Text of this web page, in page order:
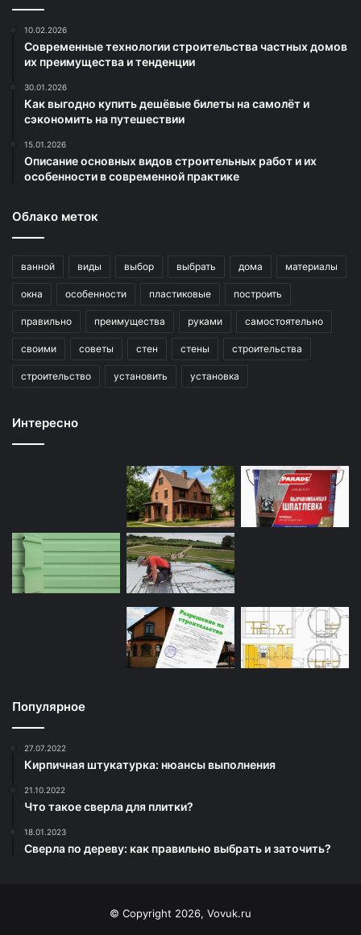
10.02.2026
Современные технологии строительства частных домов
их преимущества и тенденции
30.01.2026
Как выгодно купить дешёвые билеты на самолёт и
сэкономить на путешествии
15.01.2026
Описание основных видов строительных работ и их
особенности в современной практике
Облако меток
ванной виды выбор выбрать дома материалы
окна особенности пластиковые построить
правильно преимущества руками самостоятельно
своими советы стен стены строительства
строительство установить установка
Интересно
Популярное
27.07.2022
Кирпичная штукатурка: нюансы выполнения
21.10.2022
Что такое сверла для плитки?
18.01.2023
Сверла по дереву: как правильно выбрать и заточить?
© Copyright 2026, Vovuk.ru